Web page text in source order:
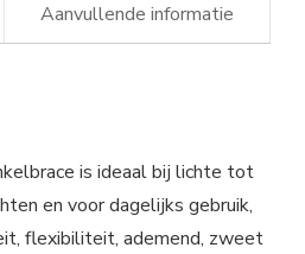
Aanvullende informatie
is ideaal bij lichte tot
en voor dagelijks gebruik,
flexibiliteit, ademend, zweet